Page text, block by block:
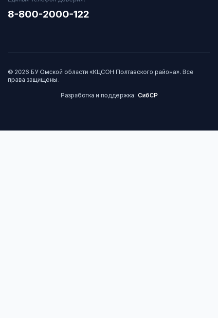
8-800-2000-122
© 2026 БУ Омской области «КЦСОН Полтавского района». Все
права защищены.
Разработка и поддержка: СибСР